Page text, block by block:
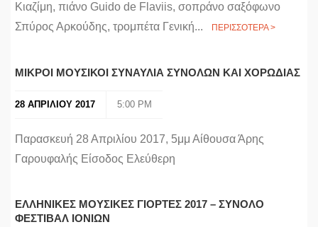
Κιαζίμη, πιάνο Guido de Flaviis, σοπράνο σαξόφωνο
Σπύρος Αρκούδης, τρομπέτα Γενική...
ΠΕΡΙΣΣΟΤΕΡΑ >
MΙΚΡΟΙ ΜΟΥΣΙΚΟΙ ΣΥΝΑΥΛΙΑ ΣΥΝΟΛΩΝ ΚΑΙ ΧΟΡΩΔΙΑΣ
28 ΑΠΡΙΛΙΟΥ 2017 5:00 PM
Παρασκευή 28 Απριλίου 2017, 5μμ Αίθουσα Άρης
Γαρουφαλής Είσοδος Ελεύθερη
ΕΛΛΗΝΙΚΕΣ ΜΟΥΣΙΚΕΣ ΓΙΟΡΤΕΣ 2017 – ΣΥΝΟΛΟ
ΦΕΣΤΙΒΑΛ ΙΟΝΙΩΝ